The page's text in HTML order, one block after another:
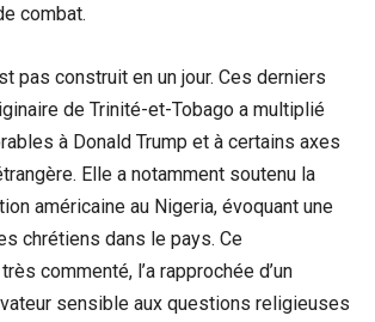
combat.
pas construit en un jour. Ces derniers
de Trinité-et-Tobago a multiplié
à Donald Trump et à certains axes
Elle a notamment soutenu la
américaine au Nigeria, évoquant une
chrétiens dans le pays. Ce
commenté, l’a rapprochée d’un
sensible aux questions religieuses